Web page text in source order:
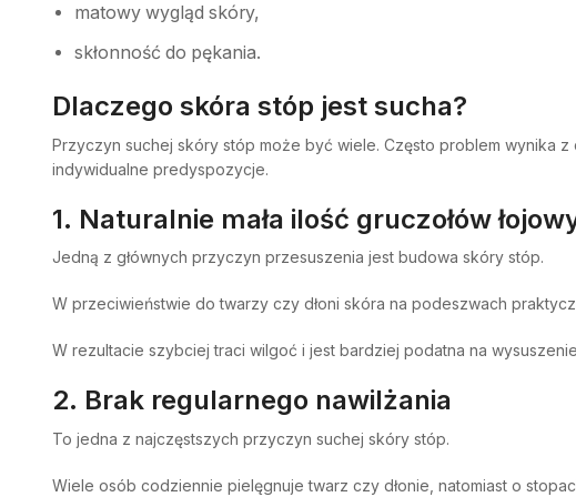
matowy wygląd skóry,
skłonność do pękania.
Dlaczego skóra stóp jest sucha?
Przyczyn suchej skóry stóp może być wiele. Często problem wynika
indywidualne predyspozycje.
1. Naturalnie mała ilość gruczołów
Jedną z głównych przyczyn przesuszenia jest budowa skóry stóp.
W przeciwieństwie do twarzy czy dłoni skóra na podeszwach
W rezultacie szybciej traci wilgoć i jest bardziej podatna na
2. Brak regularnego nawilżania
To jedna z najczęstszych przyczyn suchej skóry stóp.
Wiele osób codziennie pielęgnuje twarz czy dłonie, natomiast o